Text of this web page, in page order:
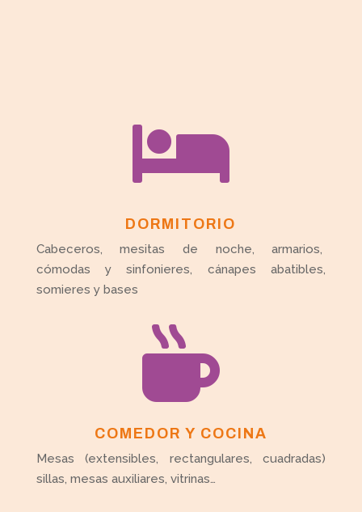

DORMITORIO
Cabeceros, mesitas de noche, armarios,
cómodas y sinfonieres, cánapes abatibles,
somieres y bases

COMEDOR Y COCINA
Mesas (extensibles, rectangulares, cuadradas)
sillas, mesas auxiliares, vitrinas…